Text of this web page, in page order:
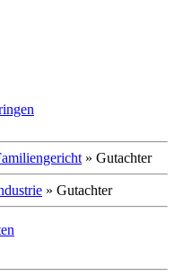
» Gutachter
» Gutachter